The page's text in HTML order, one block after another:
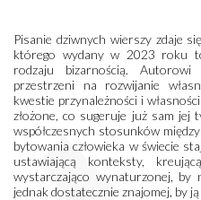
Pisanie dziwnych wierszy zdaje
którego wydany w 2023 roku
rodzaju bizarnością.
przestrzeni na rozwijanie
kwestie przynależności i
złożone, co sugeruje już sam jej
współczesnych stosunków
bytowania człowieka w świecie
ustawiającą konteksty,
wystarczająco wynaturzonej, by
jednak dostatecznie znajomej, by